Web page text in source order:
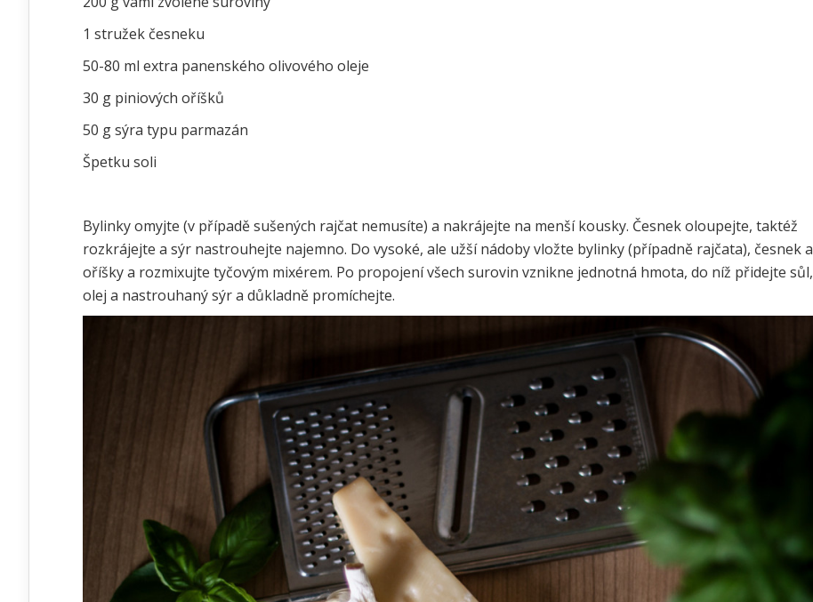
1 stružek česneku
50-80 ml extra panenského olivového oleje
30 g piniových oříšků
50 g sýra typu parmazán
Špetku soli
Bylinky omyjte (v případě sušených rajčat nemusíte) a nakrájejte na menší kousky. Česnek oloupejte, taktéž
rozkrájejte a sýr nastrouhejte najemno. Do vysoké, ale užší nádoby vložte bylinky (případně rajčata), česnek a
oříšky a rozmixujte tyčovým mixérem. Po propojení všech surovin vznikne jednotná hmota, do níž přidejte sůl,
olej a nastrouhaný sýr a důkladně promíchejte.